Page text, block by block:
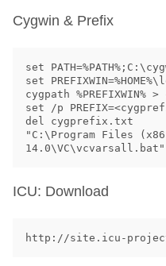
Cygwin&Prefix
set
set
cygpath
set /p
del cygprefix.txt
"C:\Program Files
ICU: Download